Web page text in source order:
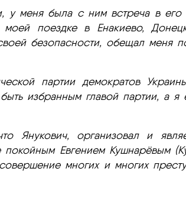
у меня была с ним встреча в
поездке в Енакиево,
безопасности, обещал меня
партии демократов
избранным главой партии, а я
организовал и
Евгением Кушнарёвым
многих и многих